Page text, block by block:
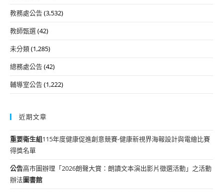
教務處公告(3,532)
教師甄選(42)
未分類(1,285)
總務處公告(42)
輔導室公告(1,222)
近期文章
重要衛生組115年度健康促進創意競賽-健康新視界海報設計與電繪比賽
得獎名單
公告高市圖辦理「2026朗聲大賞：朗讀文本演出影片徵選活動」之活動
辦法圖書館